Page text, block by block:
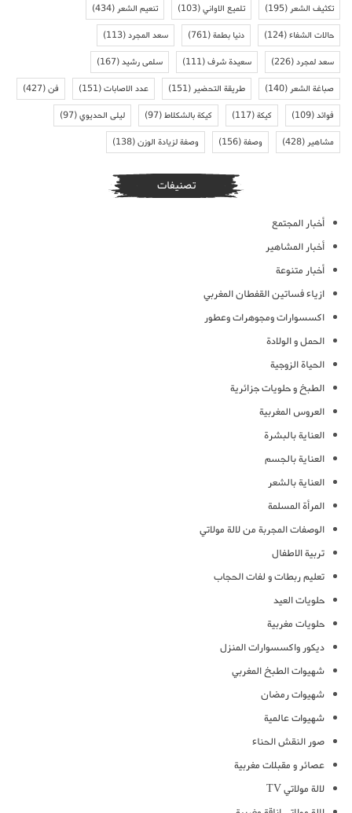
تكثيف الشعر(195) تلميع الاواني(103) تنعيم الشعر(434)
حالات الشفاء(124) دنيا بطمة(761) سعد المجرد(113)
سعد لمجرد(226) سعيدة شرف(111) سلمى رشيد(167)
صباغة الشعر(140) طريقة التحضير(151) عدد الاصابات(151) فن(427)
فوائد(109) كيكة(117) كيكة بالشكلاط(97) ليلى الحديوي(97)
مشاهير(428) وصفة(156) وصفة لزيادة الوزن(138)
تصنيفات
أخبار المجتمع
أخبار المشاهير
أخبار متنوعة
ازياء فساتين القفطان المغربي
اكسسوارات ومجوهرات وعطور
الحمل و الولادة
الحياة الزوجية
الطبخ و حلويات جزائرية
العروس المغربية
العناية بالبشرة
العناية بالجسم
العناية بالشعر
المرأة المسلمة
الوصفات المجربة من لالة مولاتي
تربية الاطفال
تعليم ربطات و لفات الحجاب
حلويات العيد
حلويات مغربية
ديكور واكسسوارات المنزل
شهيوات الطبخ المغربي
شهيوات رمضان
شهيوات عالمية
صور النقش الحناء
عصائر و مقبلات مغربية
لالة مولاتي TV